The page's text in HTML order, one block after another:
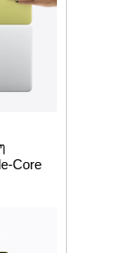
Core